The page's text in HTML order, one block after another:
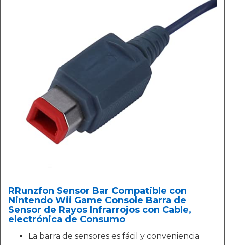
RRunzfon Sensor Bar Compatible con
Nintendo Wii Game Console Barra de
Sensor de Rayos Infrarrojos con Cable,
electrónica de Consumo
La barra de sensores es fácil y conveniencia